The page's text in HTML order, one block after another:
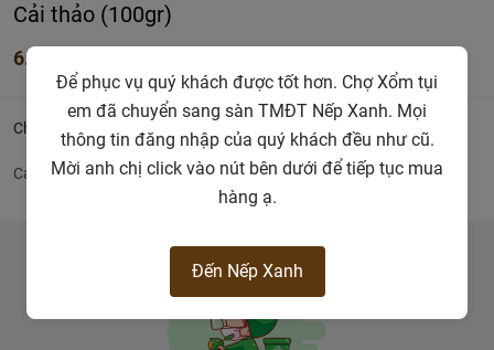
Cải thảo (100gr)
6.800đ
Chi tiết
Cải thảo
Để phục vụ quý khách được tốt hơn. Chợ Xổm tụi
em đã chuyển sang sàn TMĐT Nếp Xanh. Mọi
thông tin đăng nhập của quý khách đều như cũ.
Mời anh chị click vào nút bên dưới để tiếp tục mua
hàng ạ.
Đến Nếp Xanh